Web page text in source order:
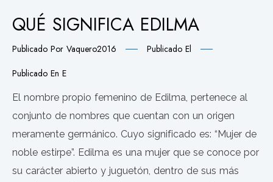
QUÉ SIGNIFICA EDILMA
Publicado Por Vaquero2016
Publicado El
Publicado En E
El nombre propio femenino de Edilma, pertenece al
conjunto de nombres que cuentan con un origen
meramente germánico. Cuyo significado es: “Mujer de
noble estirpe”. Edilma es una mujer que se conoce por
su carácter abierto y juguetón, dentro de sus más